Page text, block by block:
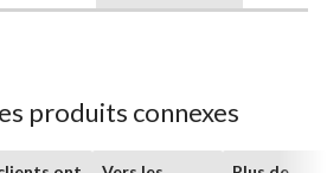
produits connexes